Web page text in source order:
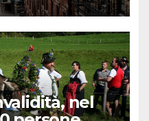
nel